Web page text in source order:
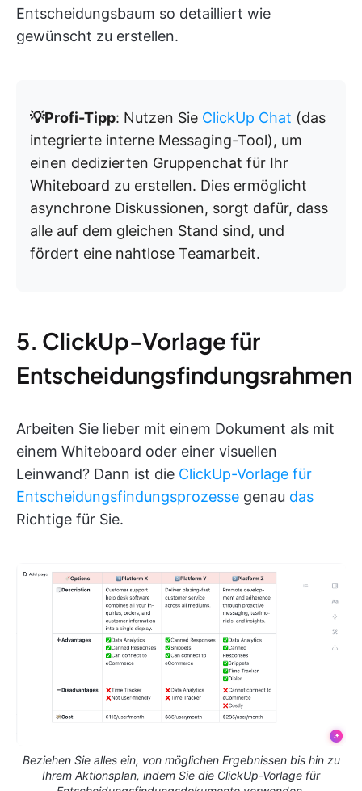
Entscheidungsbaum so detailliert wie
gewünscht zu erstellen.
💡Profi-Tipp: Nutzen Sie ClickUp Chat (das
integrierte interne Messaging-Tool), um
einen dedizierten Gruppenchat für Ihr
Whiteboard zu erstellen. Dies ermöglicht
asynchrone Diskussionen, sorgt dafür, dass
alle auf dem gleichen Stand sind, und
fördert eine nahtlose Teamarbeit.
5. ClickUp-Vorlage für
Entscheidungsfindungsrahmen
Arbeiten Sie lieber mit einem Dokument als mit
einem Whiteboard oder einer visuellen
Leinwand? Dann ist die ClickUp-Vorlage für
Entscheidungsfindungsprozesse genau das
Richtige für Sie.
Beziehen Sie alles ein, von möglichen Ergebnissen bis hin zu
Ihrem Aktionsplan, indem Sie die ClickUp-Vorlage für